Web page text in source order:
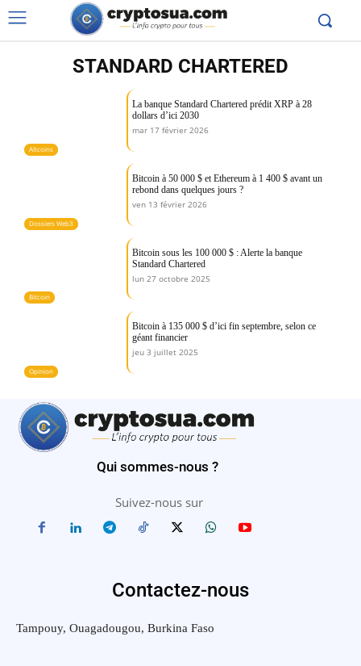
STANDARD CHARTERED
Altcoins
La banque Standard Chartered prédit XRP à 28
dollars d’ici 2030
mar 17 février 2026
Dossiers Web3
Bitcoin à 50 000 $ et Ethereum à 1 400 $ avant un
rebond dans quelques jours ?
ven 13 février 2026
Bitcoin
Bitcoin sous les 100 000 $ : Alerte la banque
Standard Chartered
lun 27 octobre 2025
Opinion
Bitcoin à 135 000 $ d’ici fin septembre, selon ce
géant financier
jeu 3 juillet 2025
Qui sommes-nous ?
Suivez-nous sur
Contactez-nous
Tampouy, Ouagadougou, Burkina Faso